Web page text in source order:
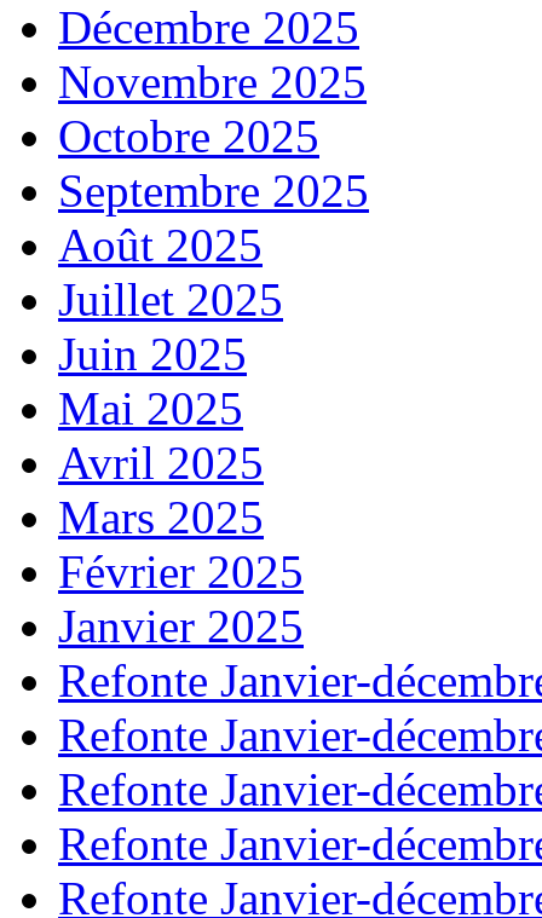
Décembre 2025
Novembre 2025
Octobre 2025
Septembre 2025
Août 2025
Juillet 2025
Juin 2025
Mai 2025
Avril 2025
Mars 2025
Février 2025
Janvier 2025
Refonte Janvier-
Refonte Janvier-
Refonte Janvier-
Refonte Janvier-
Refonte Janvier-